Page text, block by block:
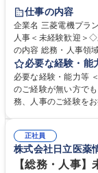
退職金あり
駅近5分以内
土日
仕事の内容
企業名 三菱電機プラントエン
人事＜未経験歓迎＞◇
の内容 総務・人事領
します。 ＜具体的には＞ ・総務/人事労務（給与・社保・勤怠
・採用・教育研修 ・
採用や教育等の業務
出張もございます。
必要な経験・能
必要な経験・能力等
のご経験が無い方で
務、人事のご経験をお持ちの方（
正社員
株式会社日立医薬
【総務・人事